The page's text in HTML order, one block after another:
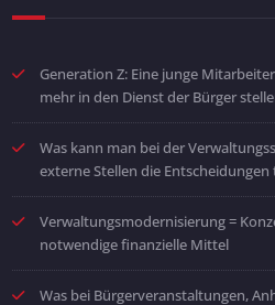
Generation Z: Eine junge
mehr in den Dienst der Bürger
Was kann man bei der
externe Stellen die Entscheidungen
Verwaltungsmodernisierung =
notwendige finanzielle Mittel
Was bei Bürgerveranstaltungen,